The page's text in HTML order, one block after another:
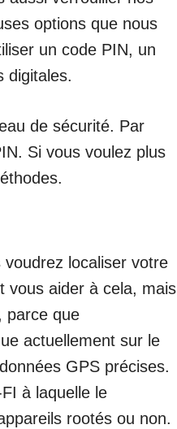
options que nous
un code PIN, un
digitales.
de sécurité. Par
Si vous voulez plus
voudrez localiser votre
vous aider à cela, mais
parce que
actuellement sur le
GPS précises.
à laquelle le
rootés ou non.